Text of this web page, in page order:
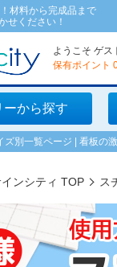
材料から完成品まで
せください！
ようこそ ゲス
保有ポイント
ーから探す
ズ別一覧ページ | 看板の
インシティ TOP ス